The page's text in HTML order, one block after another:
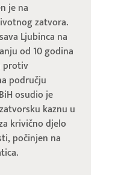
je na
zatvora.
Ljubinca na
od 10 godina
protiv
području
osudio je
kaznu u
krivično djelo
počinjen na